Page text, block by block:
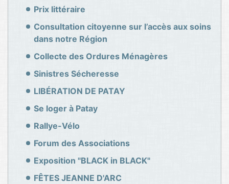
Prix littéraire
Consultation citoyenne sur l’accès aux soins
dans notre Région
Collecte des Ordures Ménagères
Sinistres Sécheresse
LIBÉRATION DE PATAY
Se loger à Patay
Rallye-Vélo
Forum des Associations
Exposition "BLACK in BLACK"
FÊTES JEANNE D'ARC